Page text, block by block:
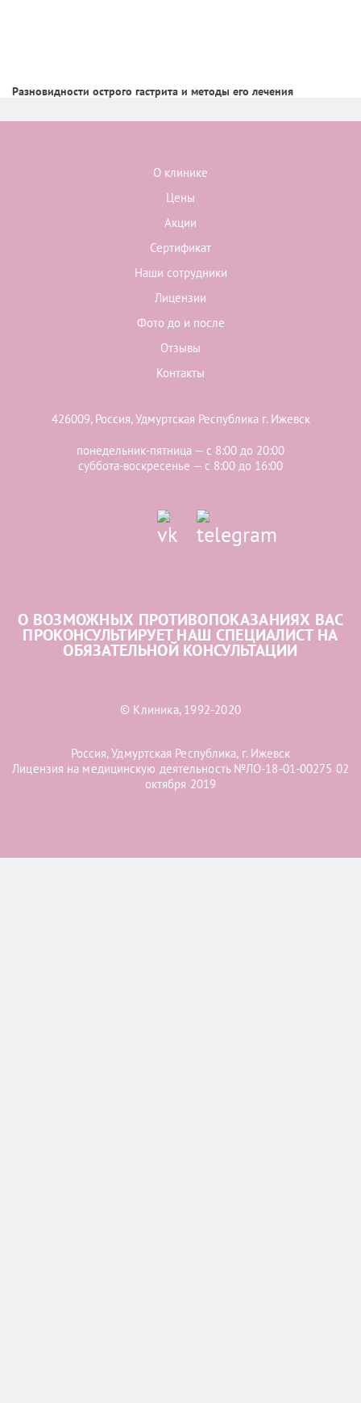
Разновидности острого гастрита и методы его лечения
О клинике
Цены
Акции
Сертификат
Наши сотрудники
Лицензии
Фото до и после
Отзывы
Контакты
426009, Россия, Удмуртская Республика г. Ижевск
понедельник-пятница — с 8:00 до 20:00
суббота-воскресенье — с 8:00 до 16:00
О ВОЗМОЖНЫХ ПРОТИВОПОКАЗАНИЯХ ВАС
ПРОКОНСУЛЬТИРУЕТ НАШ СПЕЦИАЛИСТ НА
ОБЯЗАТЕЛЬНОЙ КОНСУЛЬТАЦИИ
© Клиника, 1992-2020
Россия, Удмуртская Республика, г. Ижевск
Лицензия на медицинскую деятельность №ЛО-18-01-00275 02
октября 2019